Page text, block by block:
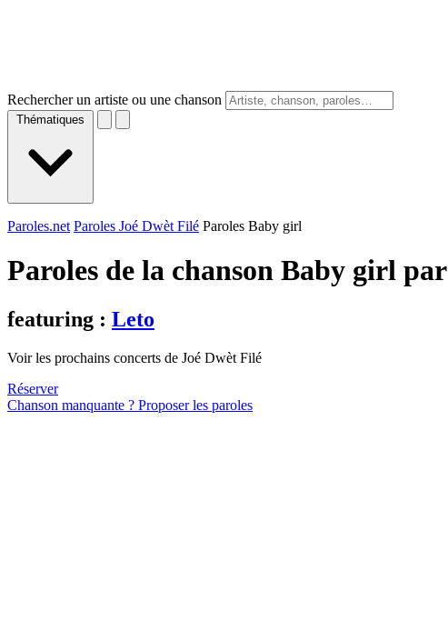
Rechercher un artiste ou une chanson
Thématiques
Paroles.net Paroles Joé Dwèt Filé Paroles Baby girl
Paroles de la chanson Baby girl par
featuring : Leto
Voir les prochains concerts de Joé Dwèt Filé
Réserver
Chanson manquante ? Proposer les paroles